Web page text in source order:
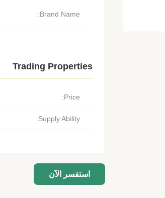
Brand Name:
Trading Properties
Price:
Supply Ability:
استفسر الآن